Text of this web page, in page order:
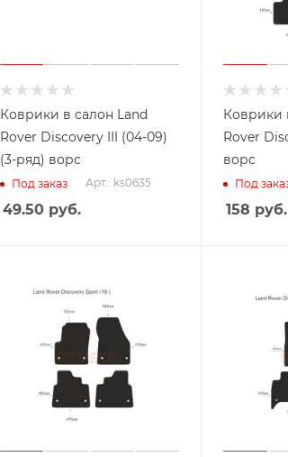
Коврики в салон Land
Rover Discovery III (04-09)
(3-ряд) ворс
Под заказ Арт.: ks0635
49.50 руб.
Коврики
Rover
ворс
Под
158 руб.